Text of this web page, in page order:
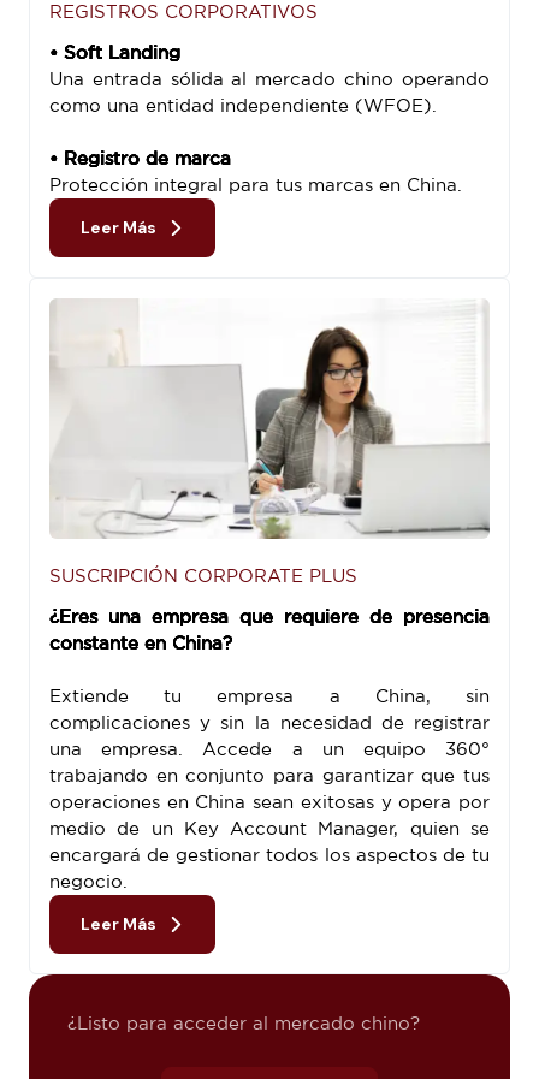
REGISTROS CORPORATIVOS
• Soft Landing
Una entrada sólida al mercado chino operando
como una entidad independiente (WFOE).
• Registro de marca
Protección integral para tus marcas en China.
Leer Más
SUSCRIPCIÓN CORPORATE PLUS
¿Eres una empresa que requiere de presencia
constante en China?
Extiende tu empresa a China, sin
complicaciones y sin la necesidad de registrar
una empresa. Accede a un equipo 360°
trabajando en conjunto para garantizar que tus
operaciones en China sean exitosas y opera por
medio de un Key Account Manager, quien se
encargará de gestionar todos los aspectos de tu
negocio.
Leer Más
¿Listo para acceder al mercado chino?